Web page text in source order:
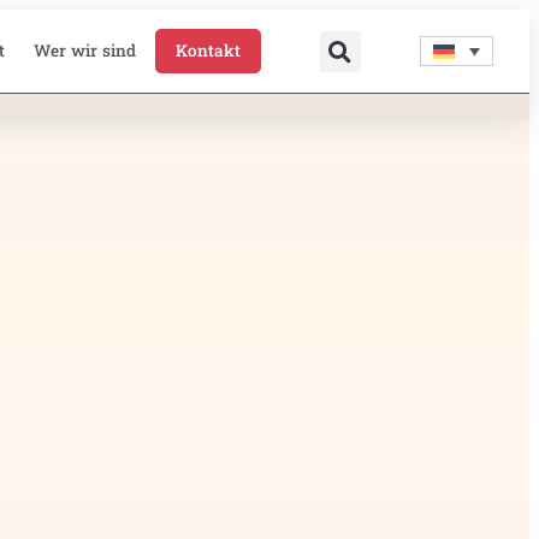
Wer wir sind Kontakt